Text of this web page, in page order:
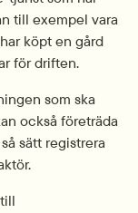
till exempel vara
köpt en gård
för driften.
som ska
också företräda
sätt registrera